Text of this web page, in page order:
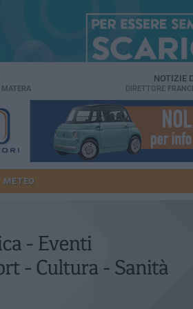
MATERA
NOTIZIE
DIRETTORE
METEO